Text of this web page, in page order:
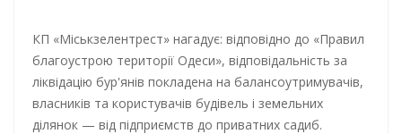
КП «Міськзелентрест» нагадує: відповідно до «Правил
благоустрою території Одеси», відповідальність за
ліквідацію бур'янів покладена на балансоутримувачів,
власників та користувачів будівель і земельних
ділянок — від підприємств до приватних садиб.